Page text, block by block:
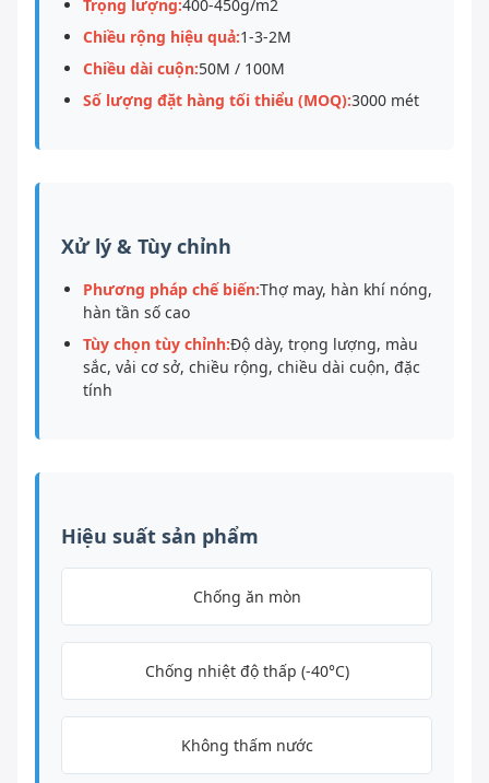
Trọng lượng:400-450g/m2
Chiều rộng hiệu quả:1-3-2M
Chiều dài cuộn:50M / 100M
Số lượng đặt hàng tối thiểu (MOQ):3000 mét
Xử lý & Tùy chỉnh
Phương pháp chế biến:Thợ may, hàn khí nóng,
hàn tần số cao
Tùy chọn tùy chỉnh:Độ dày, trọng lượng, màu
sắc, vải cơ sở, chiều rộng, chiều dài cuộn, đặc
tính
Hiệu suất sản phẩm
Chống ăn mòn
Chống nhiệt độ thấp (-40°C)
Không thấm nước